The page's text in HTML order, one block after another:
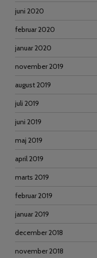
juni 2020
februar 2020
januar 2020
november 2019
august 2019
juli 2019
juni 2019
maj 2019
april 2019
marts 2019
februar 2019
januar 2019
december 2018
november 2018